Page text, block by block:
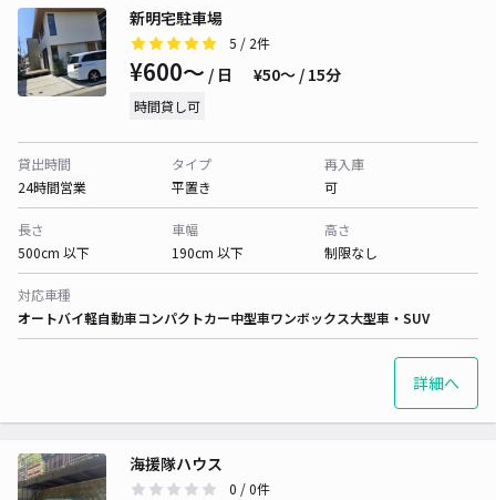
新明宅駐車場
5 / 2件
¥600〜 / 日 ¥50〜 / 15分
時間貸し可
貸出時間
24時間営業
タイプ
平置き
再入庫
可
長さ
500cm 以下
車幅
190cm 以下
高さ
制限なし
対応車種
オートバイ軽自動車コンパクトカー中型車ワンボックス大型車・SUV
詳細へ
海援隊ハウス
0 / 0件